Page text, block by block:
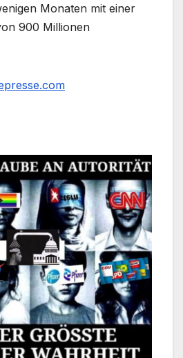
Monaten mit einer
900 Millionen